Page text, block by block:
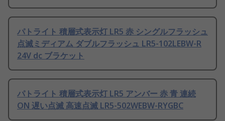
パトライト 積層式表示灯 LR5 赤 シングルフラッシュ
点滅ミディアム ダブルフラッシュ LR5-102LEBW-R
24V dc ブラケット
パトライト 積層式表示灯 LR5 アンバー 赤 青 連続
ON 遅い点滅 高速点滅 LR5-502WEBW-RYGBC